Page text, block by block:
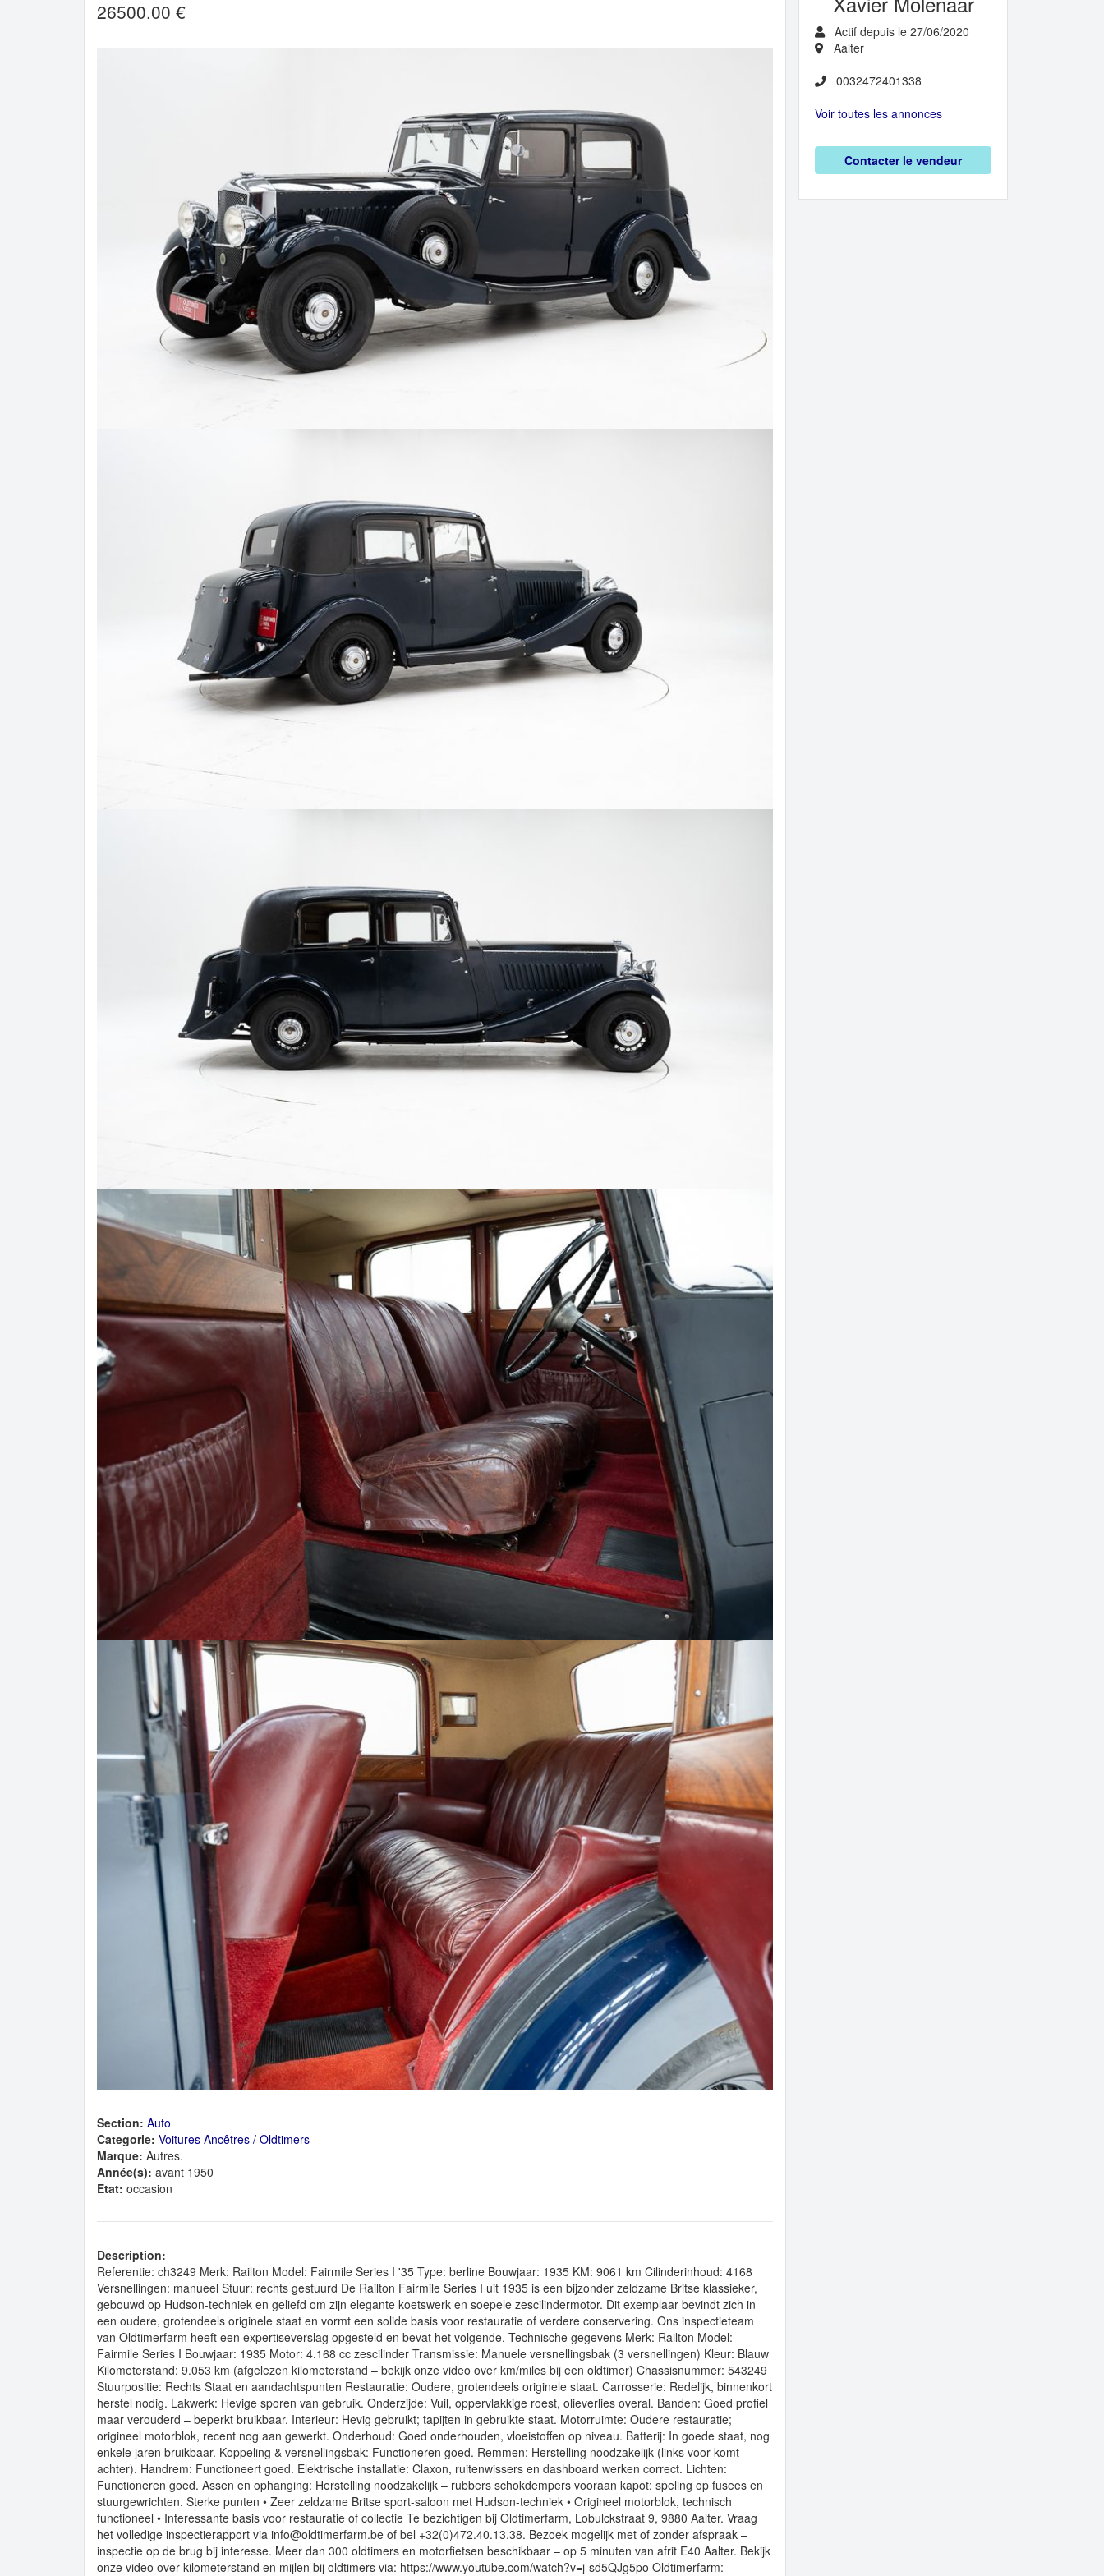
26500.00 €
Section: Auto
Categorie: Voitures Ancêtres / Oldtimers
Marque: Autres.
Année(s): avant 1950
Etat: occasion
Description:
Referentie: ch3249 Merk: Railton Model: Fairmile Series I '35 Type: berline Bouwjaar: 1935 KM: 9061 km Cilinderinhoud: 4168
Versnellingen: manueel Stuur: rechts gestuurd De Railton Fairmile Series I uit 1935 is een bijzonder zeldzame Britse klassieker,
gebouwd op Hudson-techniek en geliefd om zijn elegante koetswerk en soepele zescilindermotor. Dit exemplaar bevindt zich in
een oudere, grotendeels originele staat en vormt een solide basis voor restauratie of verdere conservering. Ons inspectieteam
van Oldtimerfarm heeft een expertiseverslag opgesteld en bevat het volgende. Technische gegevens Merk: Railton Model:
Fairmile Series I Bouwjaar: 1935 Motor: 4.168 cc zescilinder Transmissie: Manuele versnellingsbak (3 versnellingen) Kleur: Blauw
Kilometerstand: 9.053 km (afgelezen kilometerstand – bekijk onze video over km/miles bij een oldtimer) Chassisnummer: 543249
Stuurpositie: Rechts Staat en aandachtspunten Restauratie: Oudere, grotendeels originele staat. Carrosserie: Redelijk, binnenkort
herstel nodig. Lakwerk: Hevige sporen van gebruik. Onderzijde: Vuil, oppervlakkige roest, olieverlies overal. Banden: Goed profiel
maar verouderd – beperkt bruikbaar. Interieur: Hevig gebruikt; tapijten in gebruikte staat. Motorruimte: Oudere restauratie;
origineel motorblok, recent nog aan gewerkt. Onderhoud: Goed onderhouden, vloeistoffen op niveau. Batterij: In goede staat, nog
enkele jaren bruikbaar. Koppeling & versnellingsbak: Functioneren goed. Remmen: Herstelling noodzakelijk (links voor komt
achter). Handrem: Functioneert goed. Elektrische installatie: Claxon, ruitenwissers en dashboard werken correct. Lichten:
Functioneren goed. Assen en ophanging: Herstelling noodzakelijk – rubbers schokdempers vooraan kapot; speling op fusees en
stuurgewrichten. Sterke punten • Zeer zeldzame Britse sport-saloon met Hudson-techniek • Origineel motorblok, technisch
functioneel • Interessante basis voor restauratie of collectie Te bezichtigen bij Oldtimerfarm, Lobulckstraat 9, 9880 Aalter. Vraag
het volledige inspectierapport via info@oldtimerfarm.be of bel +32(0)472.40.13.38. Bezoek mogelijk met of zonder afspraak –
inspectie op de brug bij interesse. Meer dan 300 oldtimers en motorfietsen beschikbaar – op 5 minuten van afrit E40 Aalter. Bekijk
onze video over kilometerstand en mijlen bij oldtimers via: https://www.youtube.com/watch?v=j-sd5QJg5po Oldtimerfarm:
Actif depuis le 27/06/2020
Aalter
0032472401338
Voir toutes les annonces
Contacter le vendeur